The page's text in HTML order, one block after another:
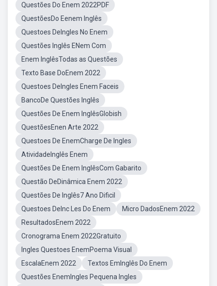
Questões Do Enem 2022PDF
QuestõesDo Eenem Inglês
Questoes DeIngles No Enem
Questões Inglês ENem Com
Enem InglêsTodas as Questões
Texto Base DoEnem 2022
Questoes DeIngles Enem Faceis
BancoDe Questões Inglês
Questões De Enem InglêsGlobish
QuestõesEnen Arte 2022
Questoes De EnemCharge De Ingles
AtividadeInglês Enem
Questões De Enem InglêsCom Gabarito
Questão DeDinâmica Enem 2022
Questões De Inglês7 Ano Dificil
Questoes DeInc Les Do Enem
Micro DadosEnem 2022
ResultadosEnem 2022
Cronograma Enem 2022Gratuito
Ingles Questoes EnemPoema Visual
EscalaEnem 2022
Textos EmInglês Do Enem
Questões EnemIngles Pequena Ingles